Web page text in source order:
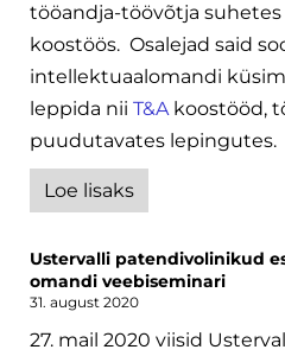
tööandja-töövõtja
koostöös. Osalejad said
intellektuaalomandi
leppida nii T&Akoostööd,
puudutavates lepingutes.
Loe lisaks
Ustervalli patendivolinikud
omandi veebiseminari
31. august 2020
27. mail 2020 viisid